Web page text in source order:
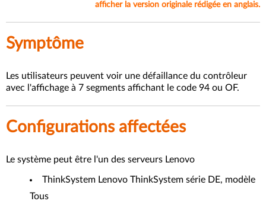
afficher la version originale rédigée en anglais.
Symptôme
Les utilisateurs peuvent voir une défaillance du contrôleur
avec l'affichage à 7 segments affichant le code 94 ou OF.
Configurations affectées
Le système peut être l'un des serveurs Lenovo
ThinkSystem Lenovo ThinkSystem série DE, modèle
Tous